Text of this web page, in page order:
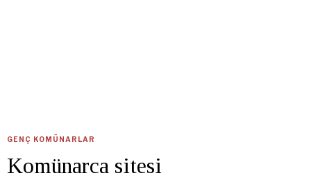
GENÇ KOMÜNARLAR
Komünarca sitesi